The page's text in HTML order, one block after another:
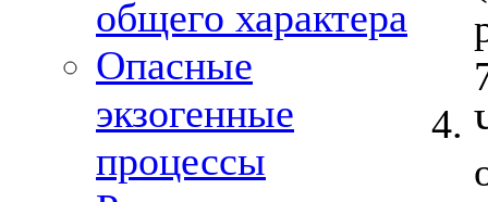
общего характера
Опасные
экзогенные
процессы